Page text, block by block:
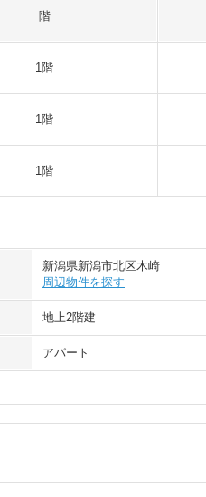
階
1階
1階
1階
新潟県新潟市北区木崎
周辺物件を探す
地上2階建
アパート